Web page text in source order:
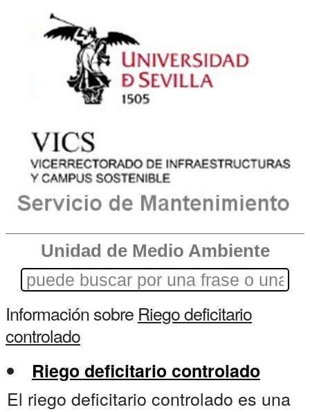
Unidad de Medio Ambiente
Información sobre Riego deficitario
controlado
Riego deficitario controlado
El riego deficitario controlado es una